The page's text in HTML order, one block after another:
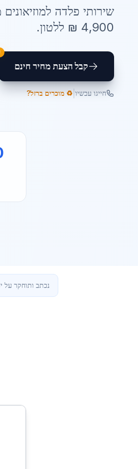
שירותי פלדה למוזיאונים
4,900 ₪ ללטון.
קבל הצעת מחיר חינם
חייגו עכשיו ♻️ מוכרים ברזל?
נכתב ותוחקר על